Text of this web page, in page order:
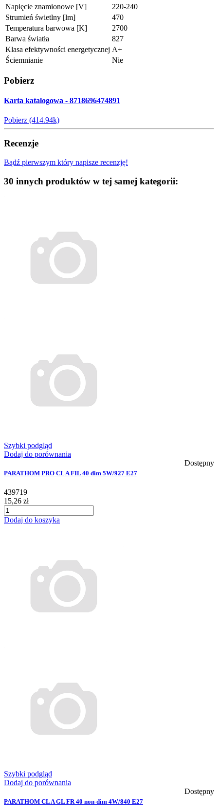
Napięcie znamionowe [V]
220-240
Strumień świetlny [lm]
470
Temperatura barwowa [K]
2700
Barwa światła
827
Klasa efektywności energetycznej A+
Ściemnianie
Nie
Pobierz
Karta katalogowa - 8718696474891
Pobierz (414.94k)
Recenzje
Bądź pierwszym który napisze recenzję!
30 innych produktów w tej samej kategorii:
Szybki podgląd
Dodaj do porównania
Dostępny
PARATHOM PRO CL A FIL 40 dim 5W/927 E27
439719
15,26 zł
Dodaj do koszyka
Szybki podgląd
Dodaj do porównania
Dostępny
PARATHOM CL A GL FR 40 non-dim 4W/840 E27